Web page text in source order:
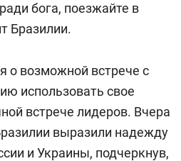
бога, поезжайте в
Бразилии.
о возможной встрече с
использовать свое
встрече лидеров. Вчера
выразили надежду
и Украины, подчеркнув,